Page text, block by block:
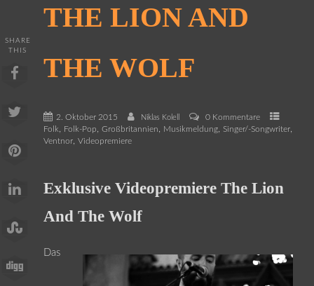
THE LION AND
THE WOLF
2. Oktober 2015 Niklas Kolell
0 Kommentare
Folk, Folk-Pop, Großbritannien, Musikmeldung, Singer/-Songwriter,
Ventnor, Videopremiere
SHARE
THIS
Exklusive Videopremiere The Lion
And The Wolf
Das